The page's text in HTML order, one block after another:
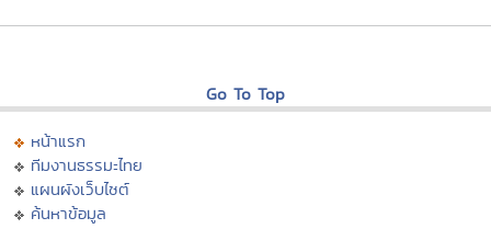
Go To Top
หน้าแรก
ทีมงานธรรมะไทย
แผนผังเว็บไซต์
ค้นหาข้อมูล